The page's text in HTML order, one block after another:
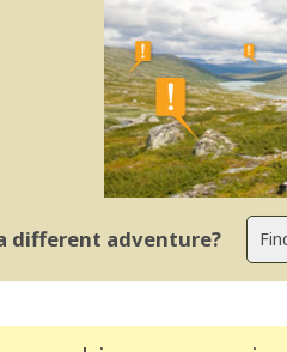
different adventure?